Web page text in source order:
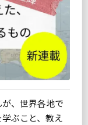
が、世界各地で
ぶこと、教え